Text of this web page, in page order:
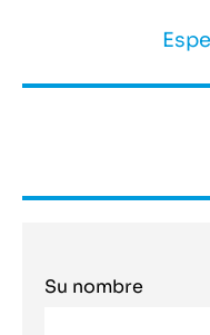
Su nombre